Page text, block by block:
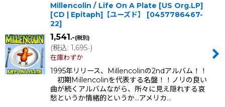
Millencolin / Life On A Plate [US Org.LP]
[CD | Epitaph]【ユーズド】
[0457786467-
22]
1,541.-(税別)
(税込: 1,695.-)
在庫わずか
1995年リリース、Millencolinの2ndアルバム！！
初期Millencolinを代表する名盤！！ノリの良い
曲が続くアルバムながら、所々に見え隠れする哀
愁というか情緒的というか…アメリカ…